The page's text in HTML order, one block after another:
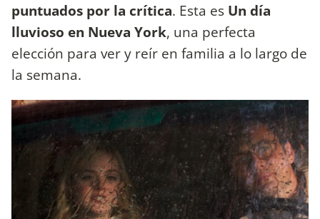
puntuados por la crítica. Esta es Un día
lluvioso en Nueva York, una perfecta
elección para ver y reír en familia a lo largo de
la semana.